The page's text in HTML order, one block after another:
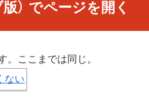
） でページを開く
。ここまでは同じ。